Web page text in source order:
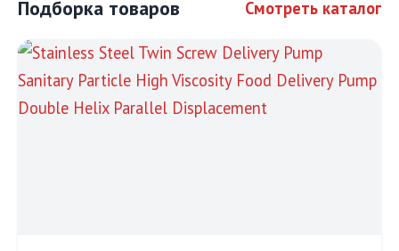
Подборка товаров Смотреть каталог